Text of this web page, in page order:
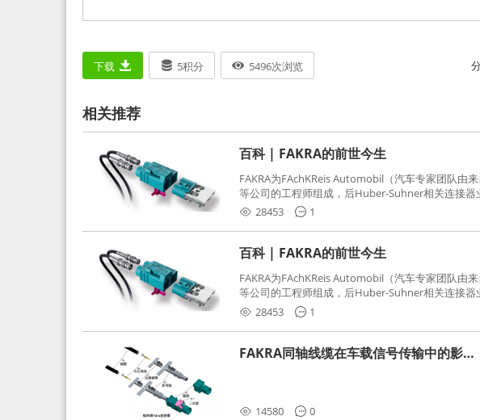
下载 5积分 5496次浏览
相关推荐
百科 | FAKRA的前世今生
FAKRA为FAchKReis Automobil（汽车专家团队由
等公司的工程师组成，后Huber-Suhner相关连接器
缩写。起初为BMW需求用于车载收音机天线连接，
频连接器，被业内广泛应用。
28453 1
百科 | FAKRA的前世今生
FAKRA为FAchKReis Automobil（汽车专家团队由
等公司的工程师组成，后Huber-Suhner相关连接器
缩写。起初为BMW需求用于车载收音机天线连接，
频连接器，被业内广泛应用。
28453 1
FAKRA同轴线缆在车载信号传输中的影响
14580 0